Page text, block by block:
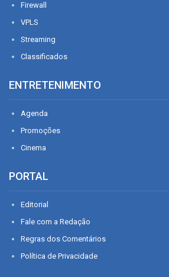
Firewall
VPLS
Streaming
Classificados
ENTRETENIMENTO
Agenda
Promoções
Cinema
PORTAL
Editorial
Fale com a Redação
Regras dos Comentários
Política de Privacidade